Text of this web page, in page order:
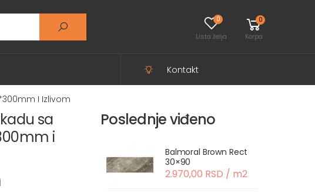
0
Lista želja
0
Korpa
Kontakt
I Izlivom
sa
i
Poslednje viđeno
Balmoral Brown Rect
30×90
2.970,00 RSD / m2